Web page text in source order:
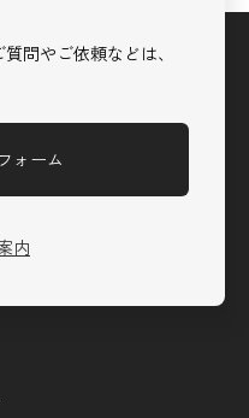
問やご依頼などは、
ォーム
内